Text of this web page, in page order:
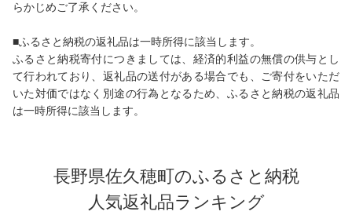
らかじめご了承ください。
■ふるさと納税の返礼品は一時所得に該当します。
ふるさと納税寄付につきましては、経済的利益の無償の供与とし
て行われており、返礼品の送付がある場合でも、ご寄付をいただ
いた対価ではなく別途の行為となるため、ふるさと納税の返礼品
は一時所得に該当します。
長野県佐久穂町のふるさと納税
人気返礼品ランキング